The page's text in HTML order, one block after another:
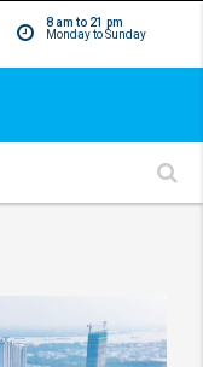
8 am to 21 pm
Monday to Sunday